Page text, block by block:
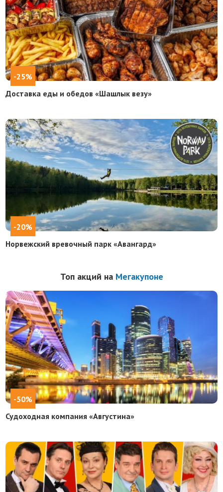
-25%
Доставка еды и обедов «Шашлык везу»
-20%
Норвежский вревочный парк «Aвангард»
Топ акций на Мегакупоне
-50%
Судоходная компания «Августина»